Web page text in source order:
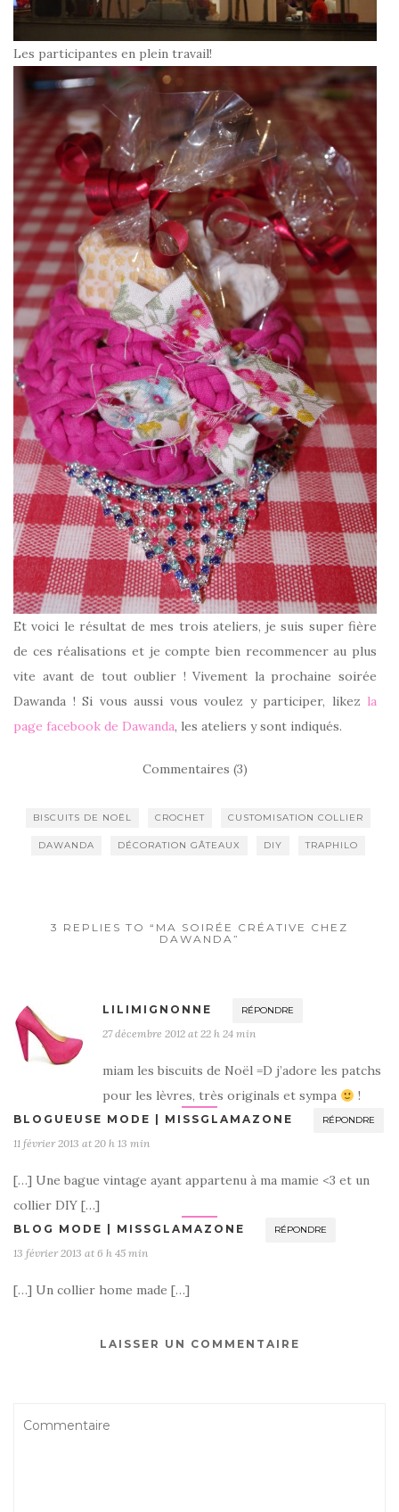
Les participantes en plein travail!
Et voici le résultat de mes trois ateliers, je suis super fière
de ces réalisations et je compte bien recommencer au plus
vite avant de tout oublier ! Vivement la prochaine soirée
Dawanda ! Si vous aussi vous voulez y participer, likez la
page facebook de Dawanda, les ateliers y sont indiqués.
Commentaires (3)
BISCUITS DE NOËL CROCHET CUSTOMISATION COLLIER
DAWANDA DÉCORATION GÂTEAUX DIY TRAPHILO
3 REPLIES TO “MA SOIRÉE CRÉATIVE CHEZ
DAWANDA”
LILIMIGNONNE RÉPONDRE
27 décembre 2012 at 22 h 24 min
miam les biscuits de Noël =D j’adore les patchs
pour les lèvres, très originals et sympa
!
BLOGUEUSE MODE | MISSGLAMAZONE RÉPONDRE
11 février 2013 at 20 h 13 min
[…] Une bague vintage ayant appartenu à ma mamie <3 et un
collier DIY […]
BLOG MODE | MISSGLAMAZONE RÉPONDRE
13 février 2013 at 6 h 45 min
[…] Un collier home made […]
LAISSER UN COMMENTAIRE